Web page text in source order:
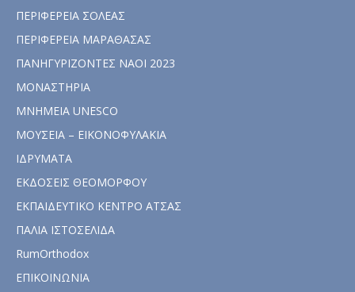
ΠΕΡΙΦΕΡΕΙΑ ΣΟΛΕΑΣ
ΠΕΡΙΦΕΡΕΙΑ ΜΑΡΑΘΑΣΑΣ
ΠΑΝΗΓΥΡΙΖΟΝΤΕΣ ΝΑΟΙ 2023
ΜΟΝΑΣΤΗΡΙΑ
ΜΝΗΜΕΙΑ UNESCO
ΜΟΥΣΕΙΑ – ΕΙΚΟΝΟΦΥΛΑΚΙΑ
ΙΔΡΥΜΑΤΑ
ΕΚΔΟΣΕΙΣ ΘΕΟΜΟΡΦΟΥ
ΕΚΠΑΙΔΕΥΤΙΚΟ ΚΕΝΤΡΟ ΑΤΣΑΣ
ΠΑΛΙΑ ΙΣΤΟΣΕΛΙΔΑ
RumOrthodox
ΕΠΙΚΟΙΝΩΝΙΑ